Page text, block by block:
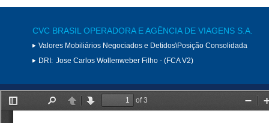
CVC BRASIL OPERADORA E AGÊNCIA DE VIAGENS S.A.
Valores Mobiliários Negociados e Detidos\Posição Consolidada
DRI: Jose Carlos Wollenweber Filho - (FCA V2)